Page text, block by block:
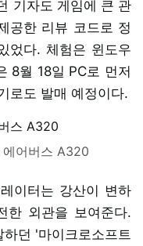
기자도 게임에 큰 관
공한 리뷰 코드로 정
었다. 체험은 윈도우
8월 18일 PC로 먼저
로도 발매 예정이다.
어버스 A320
이터는 강산이 변하
한 외관을 보여준다.
던 '마이크로소프트